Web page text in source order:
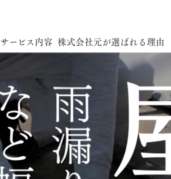
サービス内容 株式会社元が選ばれる理由